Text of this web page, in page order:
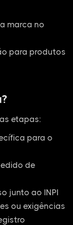
marca no
para produtos
etapas:
para o
de
junto ao INPI
ou exigências